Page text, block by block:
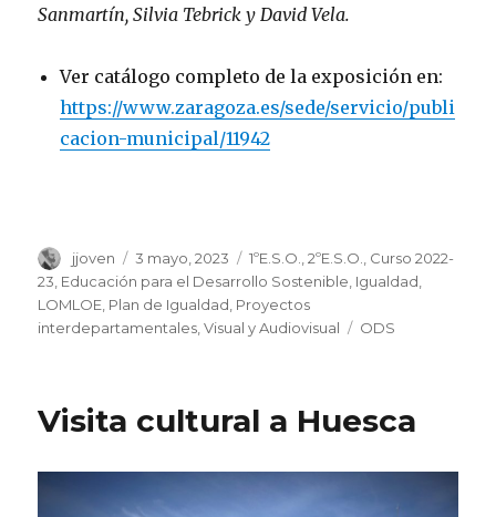
Sanmartín, Silvia Tebrick y David Vela.
Ver catálogo completo de la exposición en:
https://www.zaragoza.es/sede/servicio/publi
cacion-municipal/11942
Autor
jjoven
Publicado
el
3 mayo, 2023 Categorías
1ºE.S.O. ,2ºE.S.O.
Curso 2022-
23 Educación para el Desarrollo Sostenible Igualdad
LOMLOE Plan de Igualdad Proyectos
interdepartamentales ,Visual y Audiovisual Etiquetas
ODS
Visita cultural a Huesca